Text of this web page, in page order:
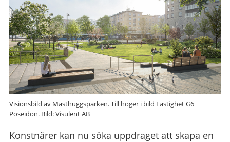
Visionsbild av Masthuggsparken. Till höger i bild Fastighet G6
Poseidon. Bild: Visulent AB
Konstnärer kan nu söka uppdraget att skapa en